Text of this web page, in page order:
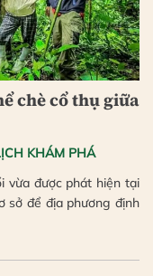
chè cổ thụ giữa
KHÁM PHÁ
vừa được phát hiện tại
sở để địa phương định